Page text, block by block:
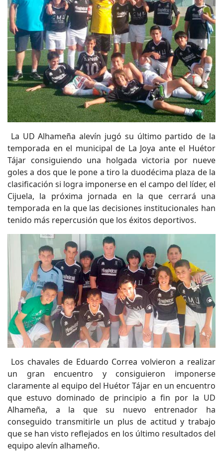
La UD Alhameña alevín jugó su último partido de la
temporada en el municipal de La Joya ante el Huétor
Tájar consiguiendo una holgada victoria por nueve
goles a dos que le pone a tiro la duodécima plaza de la
clasificación si logra imponerse en el campo del líder, el
Cijuela, la próxima jornada en la que cerrará una
temporada en la que las decisiones institucionales han
tenido más repercusión que los éxitos deportivos.
Los chavales de Eduardo Correa volvieron a realizar
un gran encuentro y consiguieron imponerse
claramente al equipo del Huétor Tájar en un encuentro
que estuvo dominado de principio a fin por la UD
Alhameña, a la que su nuevo entrenador ha
conseguido transmitirle un plus de actitud y trabajo
que se han visto reflejados en los último resultados del
equipo alevín alhameño.